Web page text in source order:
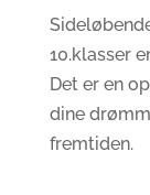
10.klasser
Det er en
dine
fremtiden.